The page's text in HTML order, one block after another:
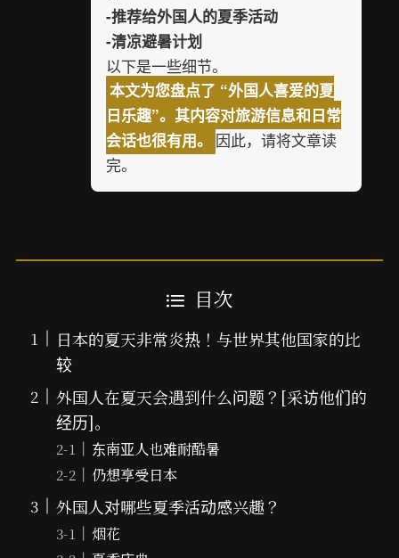
-推荐给外国人的夏季活动
-清凉避暑计划
以下是一些细节。
本文为您盘点了 “外国人喜爱的夏
日乐趣”。其内容对旅游信息和日常
会话也很有用。
因此，请将文章读
完。
目次
日本的夏天非常炎热！与世界其他国家的比
较
外国人在夏天会遇到什么问题？[采访他们的
经历]。
东南亚人也难耐酷暑
仍想享受日本
外国人对哪些夏季活动感兴趣？
烟花